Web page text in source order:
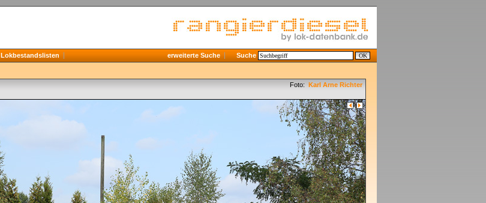
Lokbestandslisten erweiterte Suche Suche
Foto: Karl Arne Richter